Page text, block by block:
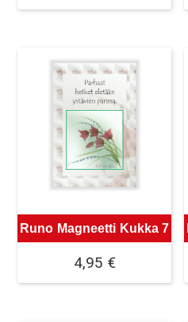
Runo Magneetti Kukka 7
4,95 €